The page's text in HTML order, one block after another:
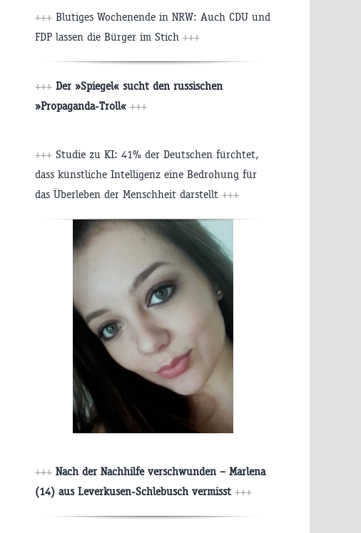
+++ Blutiges Wochenende in NRW: Auch CDU und
FDP lassen die Bürger im Stich +++
+++ Der »Spiegel« sucht den russischen
»Propaganda-Troll« +++
+++ Studie zu KI: 41% der Deutschen fürchtet,
dass künstliche Intelligenz eine Bedrohung für
das Überleben der Menschheit darstellt +++
+++ Nach der Nachhilfe verschwunden – Marlena
(14) aus Leverkusen-Schlebusch vermisst +++